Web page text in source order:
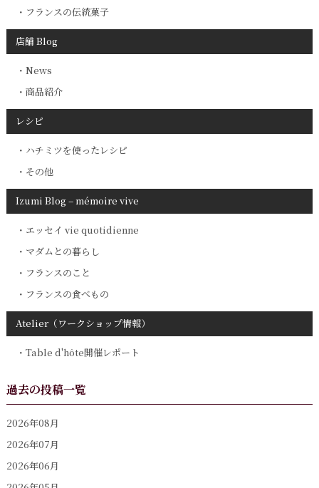
フランスの伝統菓子
店舗 Blog
News
商品紹介
レシピ
ハチミツを使ったレシピ
その他
Izumi Blog – mémoire vive
エッセイ vie quotidienne
マダムとの暮らし
フランスのこと
フランスの食べもの
Atelier（ワークショップ情報）
Table d'hôte開催レポート
過去の投稿一覧
2026年08月
2026年07月
2026年06月